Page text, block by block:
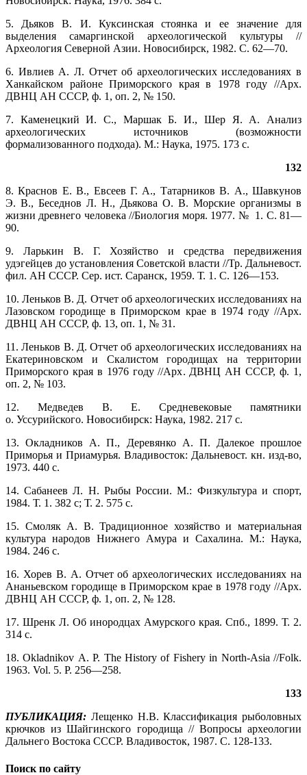
5. Дьяков В. И. Куксинская стоянка и ее значение для
выделения самаргинской археологической культуры //
Археология Северной Азии. Новосибирск, 1982. С. 62—70.
6. Ивлиев А. Л. Отчет об археологических исследованиях в
Ханкайском районе Приморского края в 1978 году //Арх.
ДВНЦ АН СССР, ф. 1, оп. 2, № 150.
7. Каменецкий И. С., Маршак Б. И., Шер Я. А. Анализ
археологических источников (возможности
формализованного подхода). М.: Наука, 1975. 173 с.
132
8. Краснов Е. В., Евсеев Г. А., Татарников В. А., Шавкунов
Э. В., Беседнов Л. Н., Дьякова О. В. Морские организмы в
жизни древнего человека //Биология моря. 1977. № 1. С. 81—
90.
9. Ларькин В. Г. Хозяйство и средства передвижения
удэгейцев до установления Советской власти //Тр. Дальневост.
фил. АН СССР. Сер. ист. Саранск, 1959. Т. 1. С. 126—153.
10. Леньков В. Д. Отчет об археологических исследованиях на
Лазовском городище в Приморском крае в 1974 году //Арх.
ДВНЦ АН СССР, ф. 13, оп. 1, № 31.
11. Леньков В. Д. Отчет об археологических исследованиях на
Екатериновском и Скалистом городищах на территории
Приморского края в 1976 году //Арх. ДВНЦ АН СССР, ф. 1,
оп. 2, № 103.
12. Медведев В. Е. Средневековые памятники
о. Уссурийского. Новосибирск: Наука, 1982. 217 с.
13. Окладников А. П., Деревянко А. П. Далекое прошлое
Приморья и Приамурья. Владивосток: Дальневост. кн. изд-во,
1973. 440 с.
14. Сабанеев Л. Н. Рыбы России. М.: Физкультура и спорт,
1984. Т. 1. 382 с; Т. 2. 575 с.
15. Смоляк А. В. Традиционное хозяйство и материальная
культура народов Нижнего Амура и Сахалина. М.: Наука,
1984. 246 с.
16. Хорев В. А. Отчет об археологических исследованиях на
Ананьевском городище в Приморском крае в 1978 году //Арх.
ДВНЦ АН СССР, ф. 1, оп. 2, № 128.
17. Шренк Л. Об инородцах Амурского края. Спб., 1899. Т. 2.
314 с.
18. Okladnikov А. P. The History of Fishery in North-Asia //Folk.
1963. Vol. 5. P. 256—258.
133
ПУБЛИКАЦИЯ: Лещенко Н.В. Классификация рыболовных
крючков из Шайгинского городища // Вопросы археологии
Дальнего Востока СССР. Владивосток, 1987. С. 128-133.
Поиск по сайту